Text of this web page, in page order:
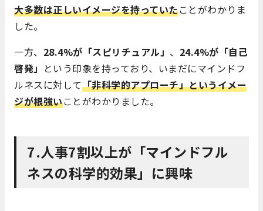
大多数は正しいイメージを持っていたことがわかりま
した。
一方、 28.4%が「スピリチュアル」 、 24.4%が「自己
啓発」 という印象を持っており、いまだにマインドフ
ルネスに対して「非科学的アプローチ」というイメー
ジが根強いことがわかりました。
7.人事7割以上が「マインドフル
ネスの科学的効果」に興味